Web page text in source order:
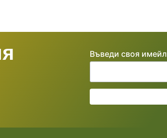
Въведи своя имейл